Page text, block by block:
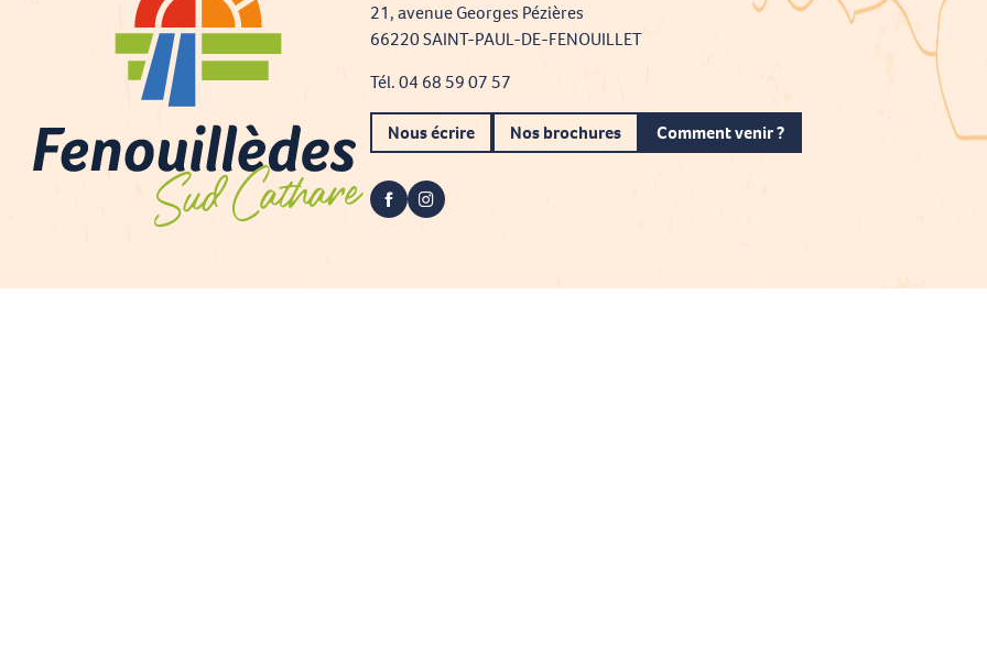
21, avenue Georges Pézières
66220 SAINT-PAUL-DE-FENOUILLET
Tél. 04 68 59 07 57
Nous écrire Nos brochures Comment venir ?